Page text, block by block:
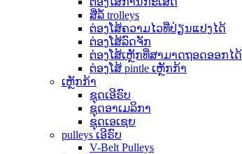
ສີ່ລໍ້ trolleys
ຕ່ອງໂສ້ຄວາມໄວທີ່ປ່ຽນແປງໄດ້
ຕ່ອງໂສ້ລົດຈັກ
ຕ່ອງໂສ້ເຫຼັກທີ່ສາມາດຖອດອອກໄດ້
ຕ່ອງໂສ້ pintle ເຫຼັກກ້າ
ເຫຼັກກ້າ
ຊຸດເອີຣົບ
ຊຸດອາເມລິກາ
ຊຸດເອເຊຍ
pulleys ເອີຣົບ
V-Belt Pulleys